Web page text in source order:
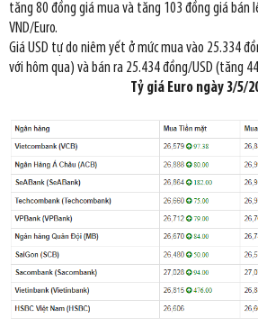
tăng 80 đồng giá mua và tăng 103 đồng giá bán
VND/Euro.
Giá USD tự do niêm yết ở mức mua vào 25.334
với hôm qua) và bán ra 25.434 đồng/USD (tăng
Tỷ giá Euro ngày3/5/